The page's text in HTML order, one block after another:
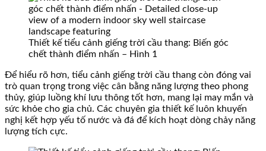
Thiết kế tiểu cảnh giếng trời cầu thang: Biến góc
chết thành điểm nhấn – Hình 1
Để hiểu rõ hơn, tiểu cảnh giếng trời cầu thang còn đóng vai
trò quan trọng trong việc cân bằng năng lượng theo phong
thủy, giúp luồng khí lưu thông tốt hơn, mang lại may mắn và
sức khỏe cho gia chủ. Các chuyên gia thiết kế luôn khuyến
nghị kết hợp yếu tố nước và đá để kích hoạt dòng chảy năng
lượng tích cực.